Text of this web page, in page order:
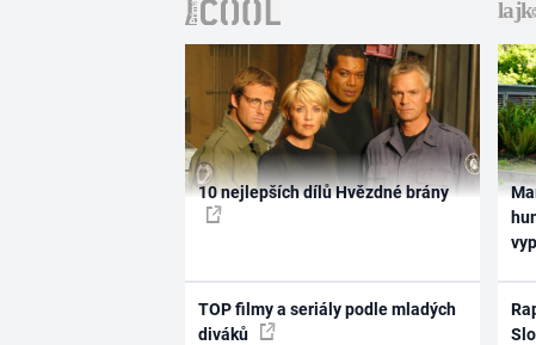
10 nejlepších dílů Hvězdné brány
TOP filmy a seriály podle mladých
diváků